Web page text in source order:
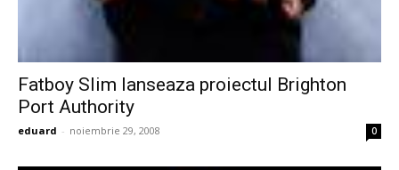
Fatboy Slim lanseaza proiectul Brighton
Port Authority
eduard - noiembrie 29, 2008 0